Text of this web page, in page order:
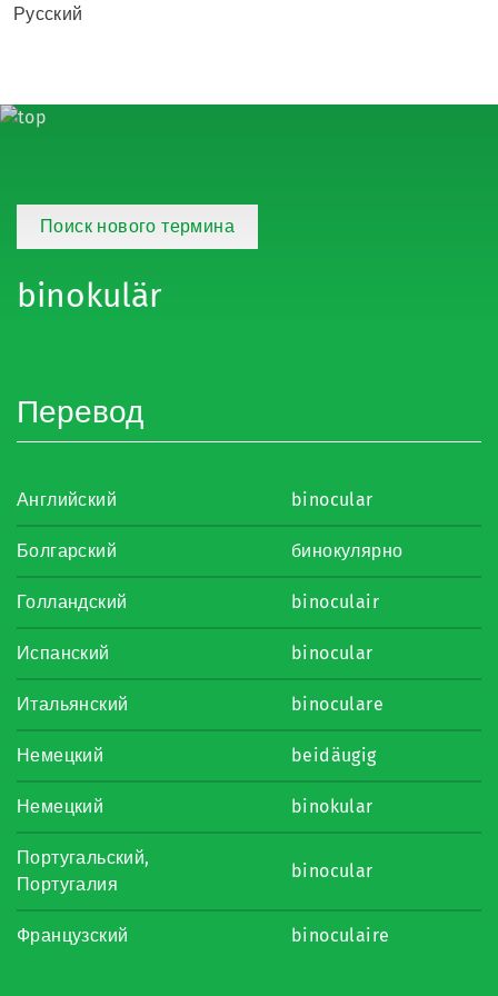
Русский
Поиск нового термина
binokulär
Перевод
Английский binocular
Болгарский бинокулярно
Голландский binoculair
Испанский binocular
Итальянский binoculare
Немецкий beidäugig
Немецкий binokular
Португальский,
Португалия
binocular
Французский binoculaire